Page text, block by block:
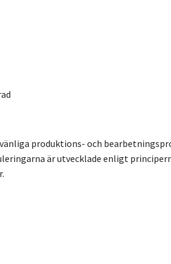
produktions- och
är utvecklade enligt